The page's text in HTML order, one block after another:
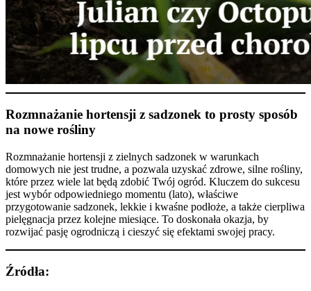
Rozmnażanie hortensji z sadzonek to prosty sposób
na nowe rośliny
Rozmnażanie hortensji z zielnych sadzonek w warunkach
domowych nie jest trudne, a pozwala uzyskać zdrowe, silne rośliny,
które przez wiele lat będą zdobić Twój ogród. Kluczem do sukcesu
jest wybór odpowiedniego momentu (lato), właściwe
przygotowanie sadzonek, lekkie i kwaśne podłoże, a także cierpliwa
pielęgnacja przez kolejne miesiące. To doskonała okazja, by
rozwijać pasję ogrodniczą i cieszyć się efektami swojej pracy.
Źródła: